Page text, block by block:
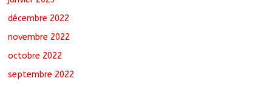
décembre 2022
novembre 2022
octobre 2022
septembre 2022